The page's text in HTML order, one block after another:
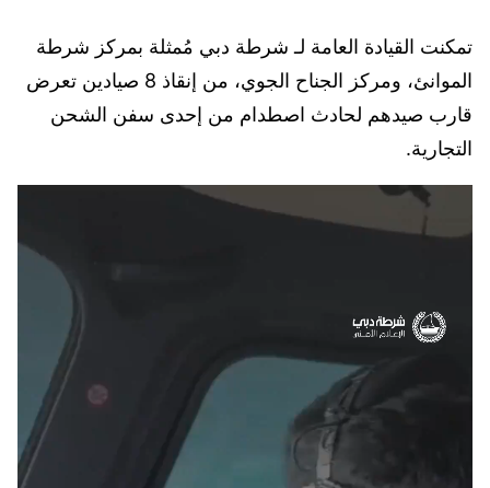
تمكنت القيادة العامة لـ شرطة دبي مُمثلة بمركز شرطة
الموانئ، ومركز الجناح الجوي، من إنقاذ 8 صيادين تعرض
قارب صيدهم لحادث اصطدام من إحدى سفن الشحن
التجارية.